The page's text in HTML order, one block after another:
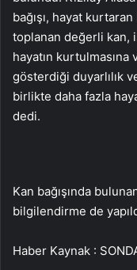
bağışı, hayat
toplanan değerli kan,
hayatın kurtulmasına
gösterdiği duyarlılık
birlikte daha fazla
dedi.
Kan bağışında
bilgilendirme de
Haber Kaynak :